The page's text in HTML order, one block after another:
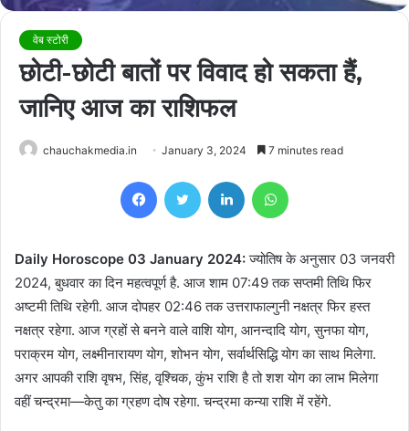
वेब स्टोरी
छोटी-छोटी बातों पर विवाद हो सकता हैं,
जानिए आज का राशिफल
chauchakmedia.in January 3, 2024 7 minutes read
FacebookTwitter LinkedIn
Daily Horoscope 03 January 2024:ज्योतिष के अनुसार 03 जनवरी
2024, बुधवार का दिन महत्वपूर्ण है. आज शाम 07:49 तक सप्तमी तिथि फिर
अष्टमी तिथि रहेगी. आज दोपहर 02:46 तक उत्तराफाल्गुनी नक्षत्र फिर हस्त
नक्षत्र रहेगा. आज ग्रहों से बनने वाले वाशि योग, आनन्दादि योग, सुनफा योग,
पराक्रम योग, लक्ष्मीनारायण योग, शोभन योग, सर्वार्थसिद्धि योग का साथ मिलेगा.
अगर आपकी राशि वृषभ, सिंह, वृश्चिक, कुंभ राशि है तो शश योग का लाभ मिलेगा
वहीं चन्द्रमा—केतु का ग्रहण दोष रहेगा. चन्द्रमा कन्या राशि में रहेंगे.